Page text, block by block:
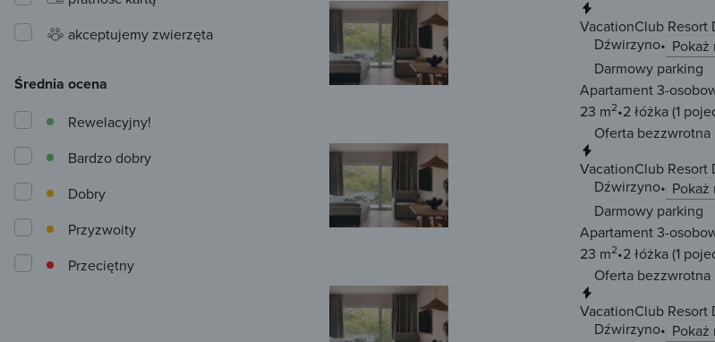
VacationClub
Dźwirzyno
Pokaż
Darmowy parking
Apartament 3-
23 m2 2 łóżka(1
Oferta bezzwrotna
VacationClub Resort
Dźwirzyno
Pokaż
Darmowy parking
Apartament 3-
23 m2 2 łóżka(1
Oferta bezzwrotna
VacationClub Resort
Dźwirzyno
Pokaż
akceptujemy zwierzęta
Średnia ocena
Przeciętny
Przyzwoity
Dobry
Bardzo dobry
Rewelacyjny!